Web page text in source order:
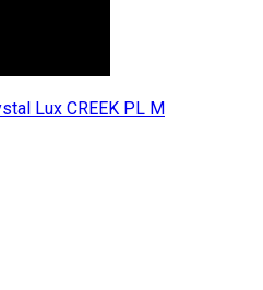
Lux CREEK PL M